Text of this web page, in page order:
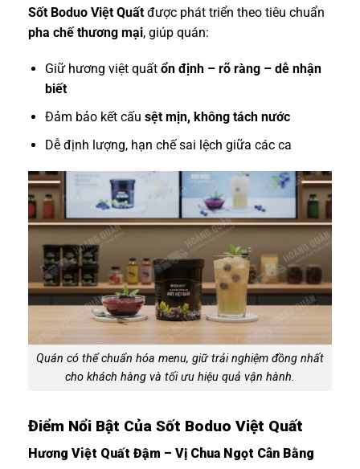
Sốt Boduo Việt Quất được phát triển theo tiêu chuẩn
pha chế thương mại, giúp quán:
Giữ hương việt quất ổn định – rõ ràng – dễ nhận
biết
Đảm bảo kết cấu sệt mịn, không tách nước
Dễ định lượng, hạn chế sai lệch giữa các ca
Quán có thể chuẩn hóa menu, giữ trải nghiệm đồng nhất
cho khách hàng và tối ưu hiệu quả vận hành.
Điểm Nổi Bật Của Sốt Boduo Việt Quất
Hương Việt Quất Đậm – Vị Chua Ngọt Cân Bằng